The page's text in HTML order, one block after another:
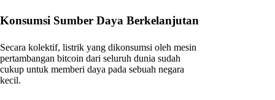
Konsumsi Sumber Daya Berkelanjutan
Secara kolektif, listrik yang dikonsumsi oleh mesin
pertambangan bitcoin dari seluruh dunia sudah
cukup untuk memberi daya pada sebuah negara
kecil.